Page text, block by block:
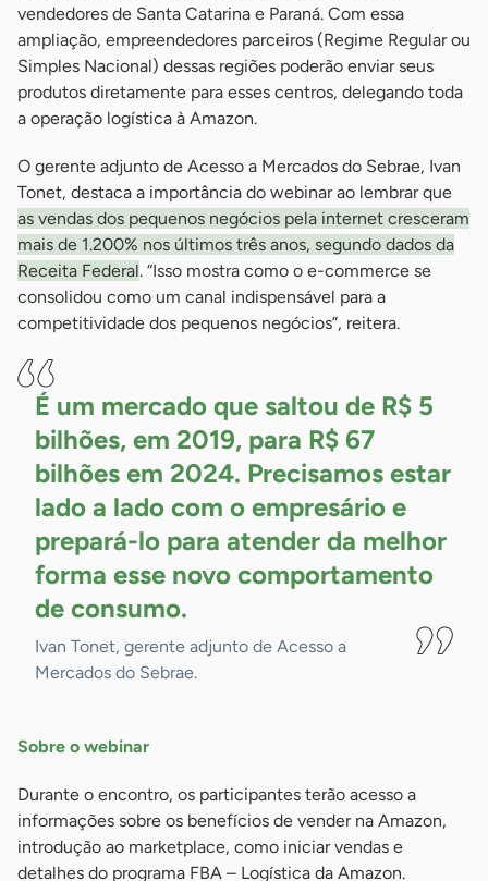
vendedores de Santa Catarina e Paraná. Com essa
ampliação, empreendedores parceiros (Regime Regular ou
Simples Nacional) dessas regiões poderão enviar seus
produtos diretamente para esses centros, delegando toda
a operação logística à Amazon.
O gerente adjunto de Acesso a Mercados do Sebrae, Ivan
Tonet, destaca a importância do webinar ao lembrar que
as vendas dos pequenos negócios pela internet cresceram
mais de 1.200% nos últimos três anos, segundo dados da
Receita Federal. “Isso mostra como o e-commerce se
consolidou como um canal indispensável para a
competitividade dos pequenos negócios”, reitera.
É um mercado que saltou de R$ 5
bilhões, em 2019, para R$ 67
bilhões em 2024. Precisamos estar
lado a lado com o empresário e
prepará-lo para atender da melhor
forma esse novo comportamento
de consumo.
Ivan Tonet, gerente adjunto de Acesso a
Mercados do Sebrae.
Sobre o webinar
Durante o encontro, os participantes terão acesso a
informações sobre os benefícios de vender na Amazon,
introdução ao marketplace, como iniciar vendas e
detalhes do programa FBA – Logística da Amazon.